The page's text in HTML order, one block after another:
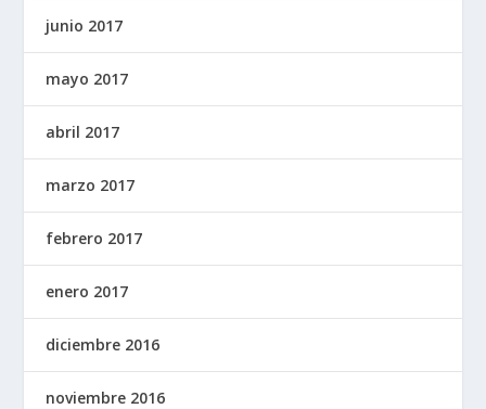
junio 2017
mayo 2017
abril 2017
marzo 2017
febrero 2017
enero 2017
diciembre 2016
noviembre 2016